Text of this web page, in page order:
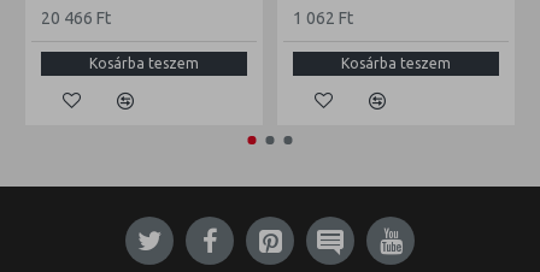
20 466 Ft
Kosárba teszem
1 062 Ft
Kosárba teszem